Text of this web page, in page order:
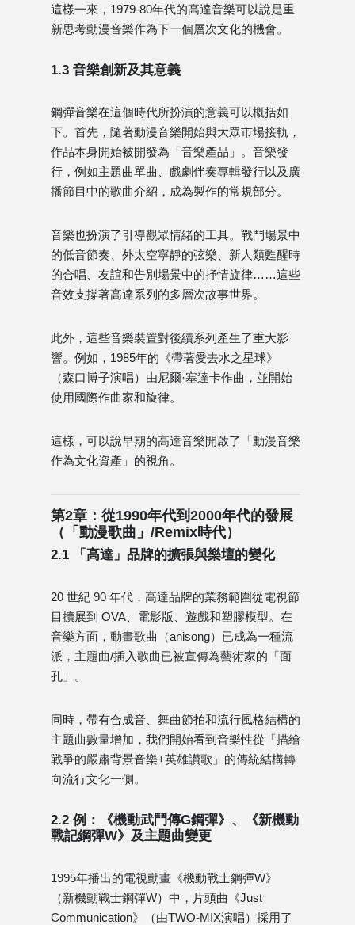
這樣一來，1979-80年代的高達音樂可以說是重
新思考動漫音樂作為下一個層次文化的機會。
1.3 音樂創新及其意義
鋼彈音樂在這個時代所扮演的意義可以概括如
下。首先，隨著動漫音樂開始與大眾市場接軌，
作品本身開始被開發為「音樂產品」。音樂發
行，例如主題曲單曲、戲劇伴奏專輯發行以及廣
播節目中的歌曲介紹，成為製作的常規部分。
音樂也扮演了引導觀眾情緒的工具。戰鬥場景中
的低音節奏、外太空寧靜的弦樂、新人類甦醒時
的合唱、友誼和告別場景中的抒情旋律……這些
音效支撐著高達系列的多層次故事世界。
此外，這些音樂裝置對後續系列產生了重大影
響。例如，1985年的《帶著愛去水之星球》
（森口博子演唱）由尼爾·塞達卡作曲，並開始
使用國際作曲家和旋律。
這樣，可以說早期的高達音樂開啟了「動漫音樂
作為文化資產」的視角。
第2章：從1990年代到2000年代的發展
（「動漫歌曲」/Remix時代）
2.1 「高達」品牌的擴張與樂壇的變化
20 世紀 90 年代，高達品牌的業務範圍從電視節
目擴展到 OVA、電影版、遊戲和塑膠模型。在
音樂方面，動畫歌曲（anisong）已成為一種流
派，主題曲/插入歌曲已被宣傳為藝術家的「面
孔」。
同時，帶有合成音、舞曲節拍和流行風格結構的
主題曲數量增加，我們開始看到音樂性從「描繪
戰爭的嚴肅背景音樂+英雄讚歌」的傳統結構轉
向流行文化一側。
2.2 例：《機動武鬥傳G鋼彈》、《新機動
戰記鋼彈W》及主題曲變更
1995年播出的電視動畫《機動戰士鋼彈W》
（新機動戰士鋼彈W）中，片頭曲《Just
Communication》（由TWO-MIX演唱）採用了